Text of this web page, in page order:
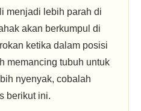
menjadi lebih parah di
akan berkumpul di
ketika dalam posisi
memancing tubuh untuk
nyenyak, cobalah
berikut ini.